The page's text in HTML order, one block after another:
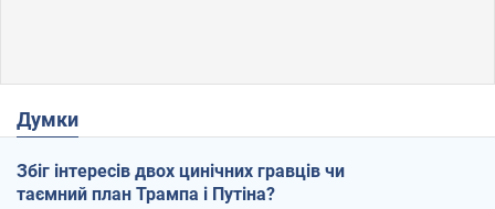
Думки
Збіг інтересів двох цинічних гравців чи
таємний план Трампа і Путіна?